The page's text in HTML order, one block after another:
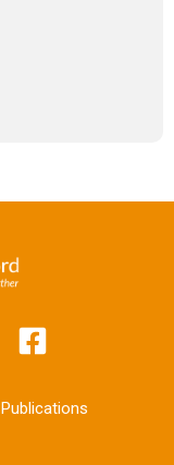
Publications